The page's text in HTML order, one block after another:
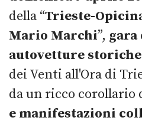
della “Trieste-
Mario Marchi”,
autovetture storiche
dei Venti all'Ora di
da un ricco corollario
e manifestazioni